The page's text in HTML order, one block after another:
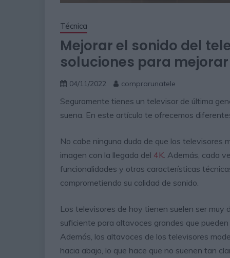
Técnica
Mejorar el sonido del
soluciones para
04/11/2022 comprarunatele
Seguramente tienes un televisor de última
suena. En este artículo te ofrecemos
No cabe ninguna duda de que los televisores
imagen con la llegada del 4K. Además, cada
funcionalidades y otras características
comprometiendo su calidad de sonido.
Los televisores de hoy tienen suelen ser muy
suficiente para altavoces grandes que
Además, los altavoces de los televisores
hacia abajo, lo que hace que no suenen tan